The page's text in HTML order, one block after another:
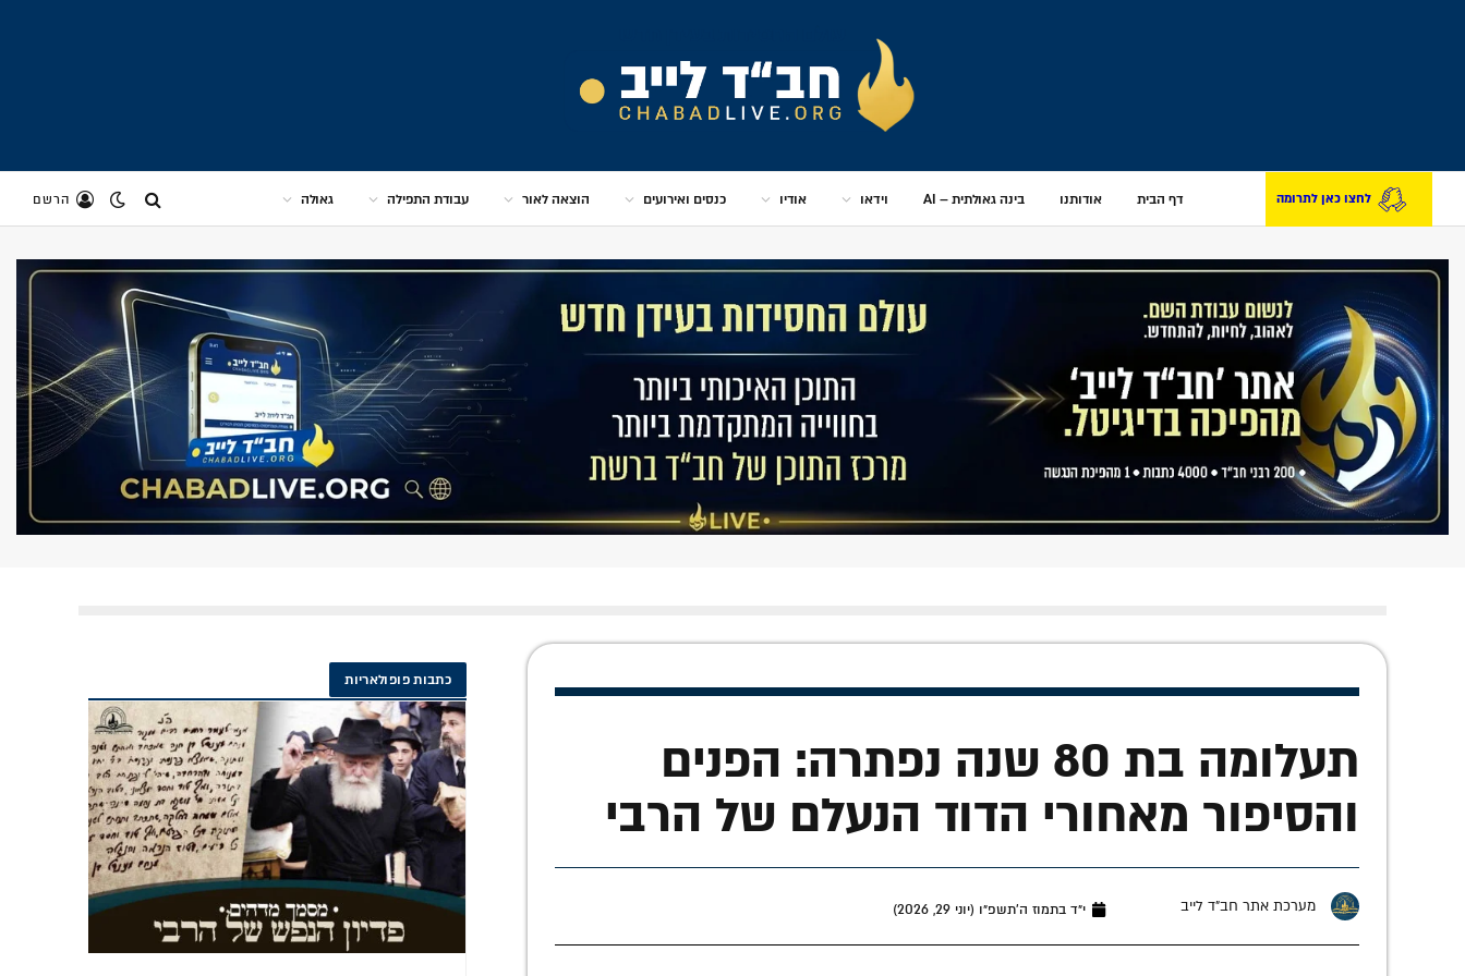
לחצו כאן לתרומה דף הבית אודותנו בינה גאולתית – AI וידאו אודיו כנסים ואירועים הוצאה לאור עבודת התפילה גאולה הרשם
תעלומה בת 80 שנה נפתרה: הפנים
והסיפור מאחורי הדוד הנעלם של הרבי
מערכת אתר חב"ד לייב י״ד בתמוז ה׳תשפ״ו (יוני 29, 2026)
כתבות פופולאריות